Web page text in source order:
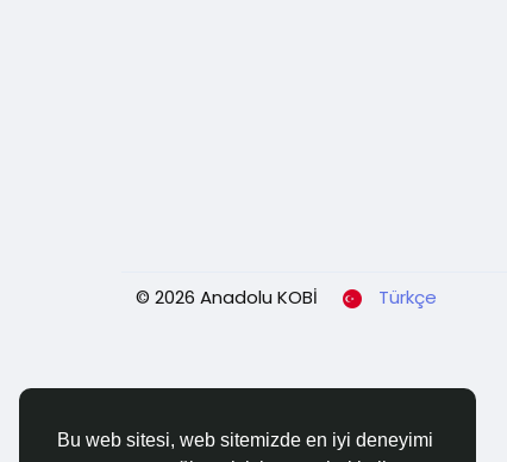
Bu web sitesi, web sitemizde en iyi deneyimi
© 2026 Anadolu KOBİ Türkçe